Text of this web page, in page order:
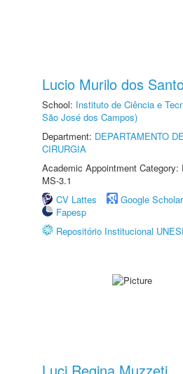
Lucio Murilo dos
School: Instituto de Ciência e
São José dos Campos)
Department: DEPARTAMENTO
CIRURGIA
Academic Appointment Category:
MS-3.1
CV Lattes
Google Scholar
Fapesp
Repositório Institucional